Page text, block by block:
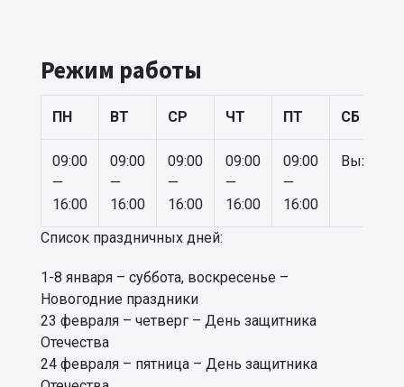
Режим работы
ПН ВТ СР ЧТ ПТ СБ
09:00
—
16:00
09:00
—
16:00
09:00
—
16:00
09:00
—
16:00
09:00
—
16:00
Список праздничных дней:
1-8 января – суббота, воскресенье –
Новогодние праздники
23 февраля – четверг – День защитника
Отечества
24 февраля – пятница – День защитника